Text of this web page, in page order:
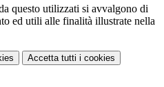
questo utilizzati si avvalgono di
ed utili alle finalità illustrate nella
Accetta tutti i cookies